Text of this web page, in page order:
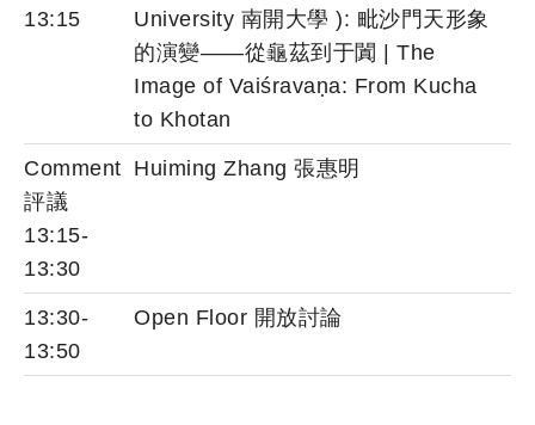
13:15
University 南開大學 ): 毗沙門天形象
的演變——從龜茲到于闐 | The
Image of Vaiśravaṇa: From Kucha
to Khotan
Comment
評議
13:15-
13:30
Huiming Zhang 張惠明
13:30-
13:50
Open Floor 開放討論